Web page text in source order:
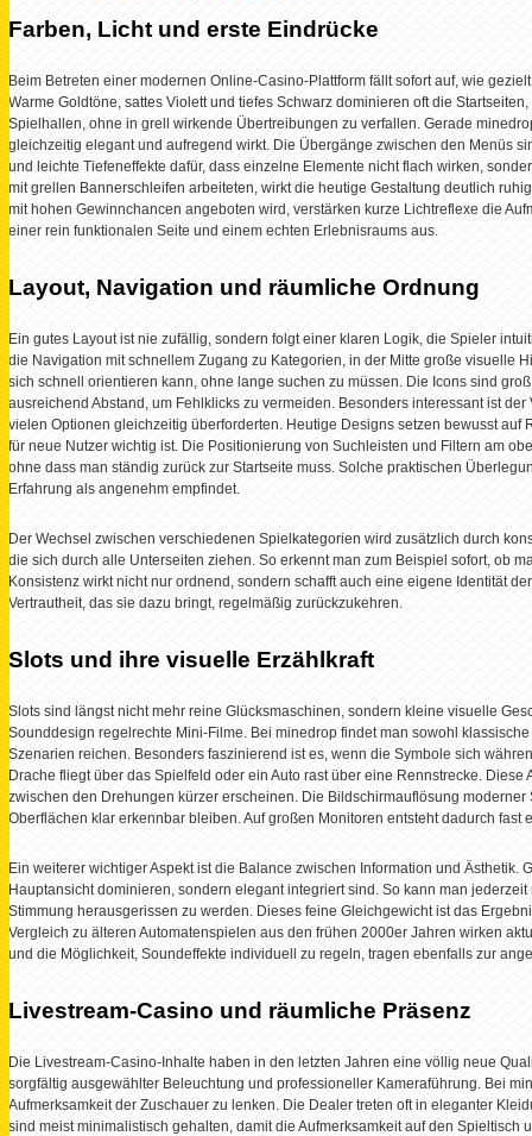
Farben, Licht und erste Eindrücke
Beim Betreten einer modernen Online-Casino-Plattform fällt sofort auf, wie
Warme Goldtöne, sattes Violett und tiefes Schwarz dominieren oft die
Spielhallen, ohne in grell wirkende Übertreibungen zu verfallen. Gerade
gleichzeitig elegant und aufregend wirkt. Die Übergänge zwischen den Menüs
und leichte Tiefeneffekte dafür, dass einzelne Elemente nicht flach wirken,
mit grellen Bannerschleifen arbeiteten, wirkt die heutige Gestaltung deutlich
mit hohen Gewinnchancen angeboten wird, verstärken kurze Lichtreflexe die
einer rein funktionalen Seite und einem echten Erlebnisraums aus.
Layout, Navigation und räumliche Ordnung
Ein gutes Layout ist nie zufällig, sondern folgt einer klaren Logik, die Spieler
die Navigation mit schnellem Zugang zu Kategorien, in der Mitte große visuelle
sich schnell orientieren kann, ohne lange suchen zu müssen. Die Icons sind
ausreichend Abstand, um Fehlklicks zu vermeiden. Besonders interessant ist
vielen Optionen gleichzeitig überforderten. Heutige Designs setzen bewusst
für neue Nutzer wichtig ist. Die Positionierung von Suchleisten und Filtern am
ohne dass man ständig zurück zur Startseite muss. Solche praktischen
Erfahrung als angenehm empfindet.
Der Wechsel zwischen verschiedenen Spielkategorien wird zusätzlich durch
die sich durch alle Unterseiten ziehen. So erkennt man zum Beispiel sofort, ob
Konsistenz wirkt nicht nur ordnend, sondern schafft auch eine eigene Identität
Vertrautheit, das sie dazu bringt, regelmäßig zurückzukehren.
Slots und ihre visuelle Erzählkraft
Slots sind längst nicht mehr reine Glücksmaschinen, sondern kleine visuelle
Sounddesign regelrechte Mini-Filme. Bei minedrop findet man sowohl
Szenarien reichen. Besonders faszinierend ist es, wenn die Symbole sich
Drache fliegt über das Spielfeld oder ein Auto rast über eine Rennstrecke.
zwischen den Drehungen kürzer erscheinen. Die Bildschirmauflösung
Oberflächen klar erkennbar bleiben. Auf großen Monitoren entsteht dadurch
Ein weiterer wichtiger Aspekt ist die Balance zwischen Information und
Hauptansicht dominieren, sondern elegant integriert sind. So kann man
Stimmung herausgerissen zu werden. Dieses feine Gleichgewicht ist das
Vergleich zu älteren Automatenspielen aus den frühen 2000er Jahren wirken
und die Möglichkeit, Soundeffekte individuell zu regeln, tragen ebenfalls zur
Livestream-Casino und räumliche Präsenz
Die Livestream-Casino-Inhalte haben in den letzten Jahren eine völlig neue
sorgfältig ausgewählter Beleuchtung und professioneller Kameraführung. Bei
Aufmerksamkeit der Zuschauer zu lenken. Die Dealer treten oft in eleganter
sind meist minimalistisch gehalten, damit die Aufmerksamkeit auf den